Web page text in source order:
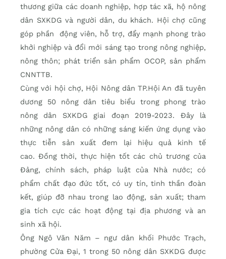
thương giữa các doanh nghiệp, hợp tác xã, hộ nông
dân SXKDG và người dân, du khách. Hội chợ cũng
góp phần động viên, hỗ trợ, đẩy mạnh phong trào
khởi nghiệp và đổi mới sáng tạo trong nông nghiệp,
nông thôn; phát triển sản phẩm OCOP, sản phẩm
CNNTTB.
Cùng với hội chợ, Hội Nông dân TP.Hội An đã tuyên
dương 50 nông dân tiêu biểu trong phong trào
nông dân SXKDG giai đoạn 2019-2023. Đây là
những nông dân có những sáng kiến ứng dụng vào
thực tiễn sản xuất đem lại hiệu quả kinh tế
cao. Đồng thời, thực hiện tốt các chủ trương của
Đảng, chính sách, pháp luật của Nhà nước; có
phẩm chất đạo đức tốt, có uy tín, tinh thần đoàn
kết, giúp đỡ nhau trong lao động, sản xuất; tham
gia tích cực các hoạt động tại địa phương và an
sinh xã hội.
Ông Ngô Văn Năm – ngư dân khối Phước Trạch,
phường Cửa Đại, 1 trong 50 nông dân SXKDG được